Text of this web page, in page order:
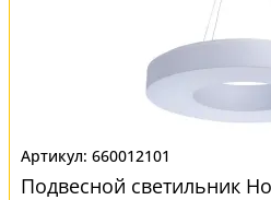
660012101
Подвесной светильник